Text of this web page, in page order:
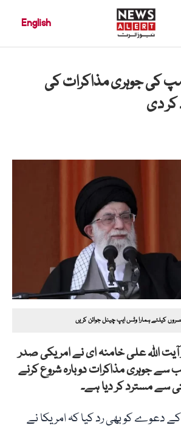
English
کی جوہری مذاکرات کی
دی
کیلئے ہمارا وٹس ایپ چینل جوائن کریں
آیت اللہ علی خامنہ ای نے امریکی صدر
سے جوہری مذاکرات دوبارہ شروع کرنے
مسترد کر دیا ہے۔
دعوے کو بھی رد کیا کہ امریکا نے